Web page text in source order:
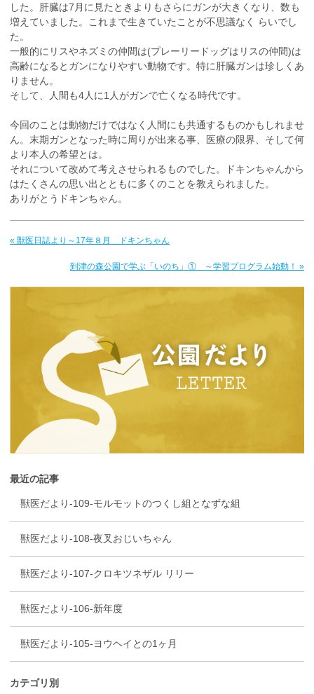
した。肝臓は7月に見たときよりもさらにガンが大きくなり、数も
増えていました。これまで生きていたことが不思議なく らいでし
た。
一般的にリスやネズミの仲間は(プレーリードッグはリスの仲間)は
高齢になるとガンになりやすい動物です。特に肝臓ガンは珍しくあ
りません。
そして、人間も4人に1人がガンで亡くなる時代です。
今回のことは動物だけではなく人間にも共通するものかもしれませ
ん。末期ガンとなった時に周りが出来る事、医療の限界、そして何
より本人の希望とは。
それについて改めて考えさせられるものでした。ドキンちゃんから
はたくさんの思い出とともに多くのことを教えられました。
ありがとうドキンちゃん。
« 獣医日誌より～17年８月 ドキンちゃん
到津の森公園で学ぶ「いのち」① ～学習プログラム始動！ »
最近の記事
獣医だより-109-モルモットのつくし組となずな組
獣医だより-108-夜叉おじいちゃん
獣医だより-107-クロキツネザル リリー
獣医だより-106-新年度
獣医だより-105-ヨウヘイとの1ヶ月
カテゴリ別